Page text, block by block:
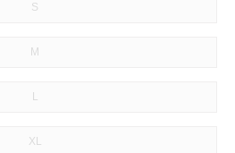
S
M
L
XL